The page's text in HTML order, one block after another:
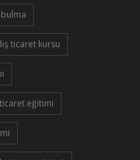
ticaret kursu
eğitimi